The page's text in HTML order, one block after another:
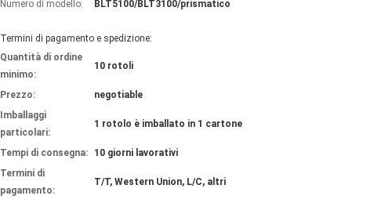
Numero di modello:
BLT5100/BLT3100/prismatico
Termini di pagamento e spedizione:
Quantità di ordine
minimo:
10 rotoli
Prezzo:
negotiable
Imballaggi
particolari:
1 rotolo è imballato in 1 cartone
Tempi di consegna:
10 giorni lavorativi
Termini di
pagamento:
T/T, Western Union, L/C, altri